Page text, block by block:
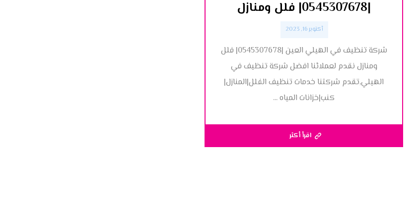
|0545307678| فلل ومنازل
أكتوبر 16, 2023
شركة تنظيف في الهيلي العين |0545307678| فلل
ومنازل نقدم لعملائنا افضل شركة تنظيف في
الهيلي,تقدم شركتنا خدمات تنظيف الفلل|المنازل|
كنب|خزانات المياه ...
اقرأ أكثر